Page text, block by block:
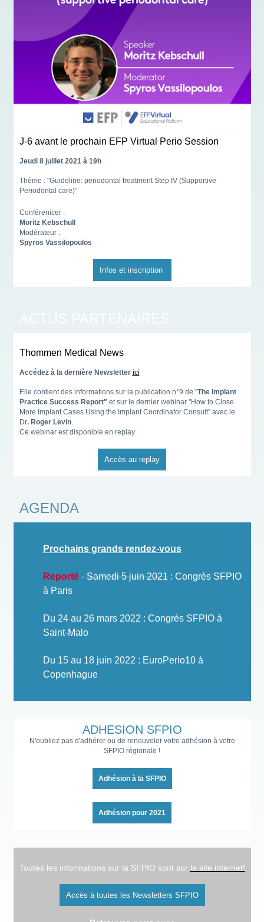
J-6 avant le prochain EFP Virtual Perio Session
Jeudi 8 juillet 2021 à 19h
Thème : "Guideline: periodontal treatment Step IV (Supportive
Periodontal care)"
Conférenicer :
Moritz Kebschull
Modérateur :
Spyros Vassilopoulos
Infos et inscription
Thommen Medical News
Accédez à la dernière Newsletter ici
Elle contient des informations sur la publication n°9 de "The Implant
Practice Success Report" et sur le dernier webinar "How to Close
More Implant Cases Using the Implant Coordinator Consult" avec le
Dr. Roger Levin.
Ce webinar est disponible en replay
Accès au replay
AGENDA
Prochains grands rendez-vous
Reporté -Samedi 5 juin 2021: Congrès SFPIO
à Paris
Du 24 au 26 mars 2022 : Congrès SFPIO à
Saint-Malo
Du 15 au 18 juin 2022 : EuroPerio10 à
Copenhague
ADHESION SFPIO
N'oubliez pas d'adhérer ou de renouveler votre adhésion à votre
SFPIO régionale !
Adhésion à la SFPIO
Adhésion pour 2021
Toutes les informations sur la SFPIO sont sur le site internet!
Accès à toutes les Newsletters SFPIO